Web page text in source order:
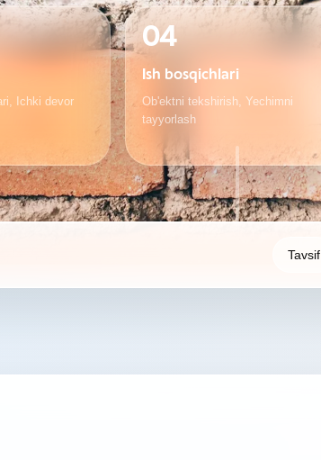
Ichki devor
04
Ish bosqichlari
Ob'ektni tekshirish, Yechimni
tayyorlash
Tavsif